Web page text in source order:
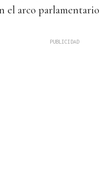
el arco